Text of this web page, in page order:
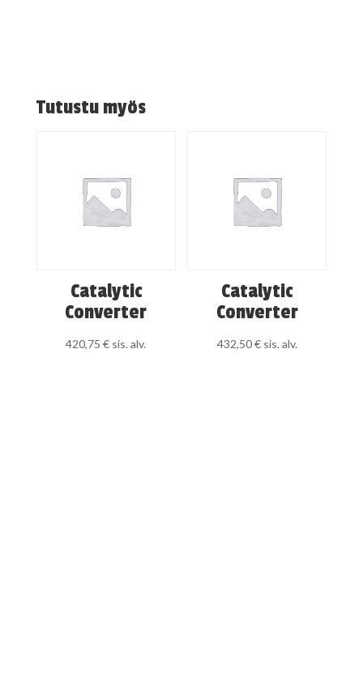
Tutustu myös
Catalytic
Converter
420,75€ sis. alv.
Catalytic
Converter
432,50€ sis. alv.